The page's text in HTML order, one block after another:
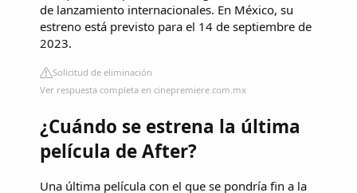
de lanzamiento internacionales. En México, su
estreno está previsto para el 14 de septiembre de
2023.
Solicitud de eliminación
Ver respuesta completa en cinepremiere.com.mx
¿Cuándo se estrena la última
película de After?
Una última película con el que se pondría fin a la